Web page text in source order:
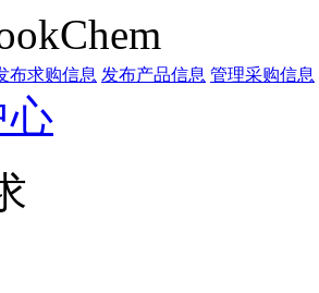
布求购信息 发布产品信息 管理采购信息
心